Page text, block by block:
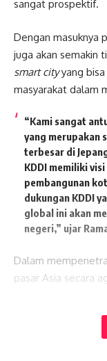
sangat prospektif.
Dengan masuknya
juga akan semakin
smart cityyang
masyarakat dalam
“Kami sangat
yang merupakan
terbesar di
KDDI memiliki
pembangunan
dukungan KDDI
global ini akan
negeri,” ujar
Dalam
pasar Asia secara
Jepang, Malaysia,